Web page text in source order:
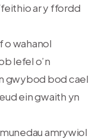
ar y ffordd
o wahanol
lefel o’n
gwybod bod cael
ein gwaith yn
amrywiol